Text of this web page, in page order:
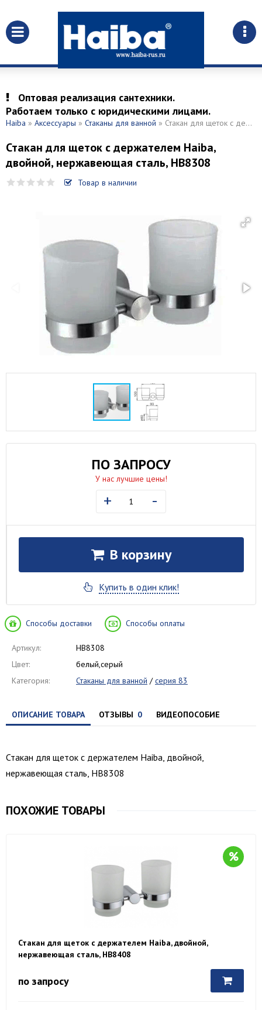
Оптовая реализация сантехники.
Работаем только с юридическими лицами.
Haiba » Аксессуары » Стаканы для ванной » Стакан для щеток с держателем Haiba, двойной, нержавеющая сталь, HB8308
Стакан для щеток с держателем Haiba,
двойной, нержавеющая сталь, HB8308
Товар в наличии
ПО ЗАПРОСУ
У нас лучшие цены!
+ -
В корзину
Купить в один клик!
Способы доставки Способы оплаты
Артикул:
HB8308
Цвет:
белый,серый
Категория:
Стаканы для ванной /серия 83
ОПИСАНИЕ ТОВАРА ОТЗЫВЫ 0 ВИДЕОПОСОБИЕ
Стакан для щеток с держателем Haiba, двойной,
нержавеющая сталь, HB8308
ПОХОЖИЕ ТОВАРЫ
Стакан для щеток с держателем Haiba, двойной,
нержавеющая сталь, HB8408
по запросу